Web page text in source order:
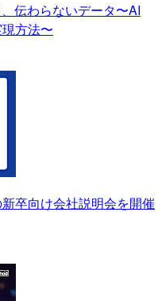
伝わらないデータ〜AI
方法〜
卒向け会社説明会を開催